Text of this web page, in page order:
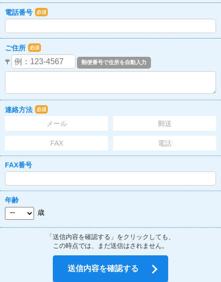
電話番号 必須
ご住所 必須
〒
連絡方法 必須
メール 郵送
FAX 電話
FAX番号
年齢
歳
「送信内容を確認する」をクリックしても、
この時点では、まだ送信はされません。
送信内容を確認する